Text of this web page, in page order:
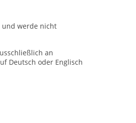
und werde nicht
an
Deutsch oder Englisch